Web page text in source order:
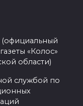
«Колос»
области)
службой по